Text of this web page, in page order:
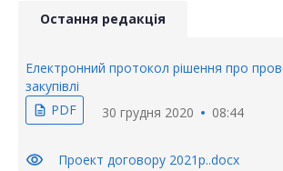
Остання редакція
Електронний протокол рішення про
закупівлі
description PDF 30 грудня 2020 08:44
visibility
Проект договору 2021р..docx